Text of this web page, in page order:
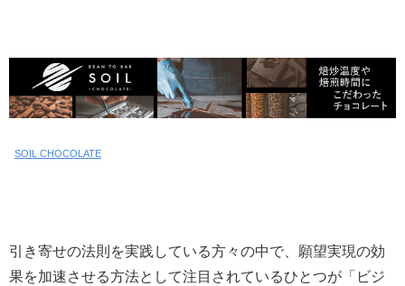
SOIL CHOCOLATE
引き寄せの法則を実践している方々の中で、願望実現の効
果を加速させる方法として注目されているひとつが「ビジ